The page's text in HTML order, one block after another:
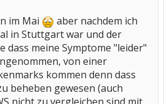
im Mai
aber nachdem ich
in Stuttgart war und der
dass meine Symptome "leider"
von einer
kommen denn dass
beheben gewesen (auch